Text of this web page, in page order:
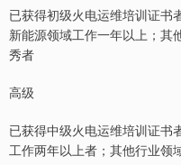
已获得初级火电运维培训证书
新能源领域工作一年以上；其
秀者
高级
已获得中级火电运维培训证书
工作两年以上者；其他行业领